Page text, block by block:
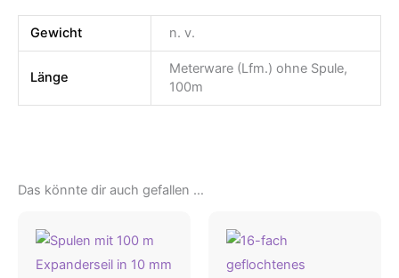
Gewicht n. v.
Länge
Meterware (Lfm.) ohne Spule,
100m
Das könnte dir auch gefallen …